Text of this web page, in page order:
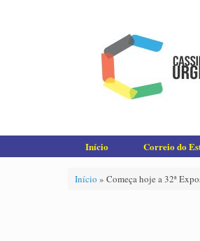
Início Correio do
Início » Começa hoje a 32ª